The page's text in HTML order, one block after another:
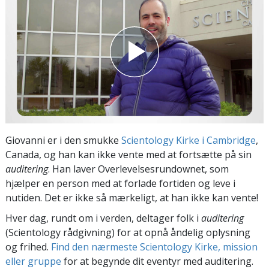
Giovanni er i den smukke Scientology Kirke i Cambridge,
Canada, og han kan ikke vente med at fortsætte på sin
auditering. Han laver Overlevelsesrundownet, som
hjælper en person med at forlade fortiden og leve i
nutiden. Det er ikke så mærkeligt, at han ikke kan vente!
Hver dag, rundt om i verden, deltager folk i auditering
(Scientology rådgivning) for at opnå åndelig oplysning
og frihed. Find den nærmeste Scientology Kirke, mission
eller gruppe for at begynde dit eventyr med auditering.